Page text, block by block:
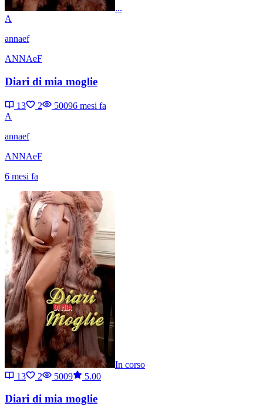
...
A
annaef
ANNAeF
Diari di mia moglie
13 2 50096 mesi fa
A
annaef
ANNAeF
6 mesi fa
In corso
13
2 5009 5.00
Diari di mia moglie